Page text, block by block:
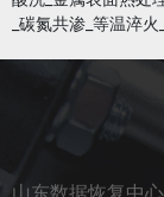
_碳氮共渗_等温淬
山东数据恢复中